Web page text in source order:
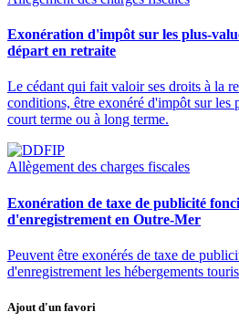
Exonération d'impôt sur les plus-
départ en retraite
Le cédant qui fait valoir ses droits à la
conditions, être exonéré d'impôt sur les
court terme ou à long terme.
Allègement des charges fiscales
Exonération de taxe de publicité
d'enregistrement en Outre-Mer
Peuvent être exonérés de taxe de
d'enregistrement les hébergements
Ajout d'un favori